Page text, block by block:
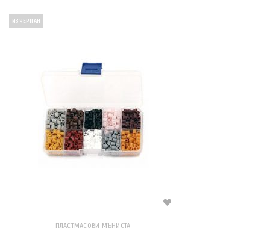
ИЗЧЕРПАН
ПЛАСТМАСОВИ МЪНИСТА